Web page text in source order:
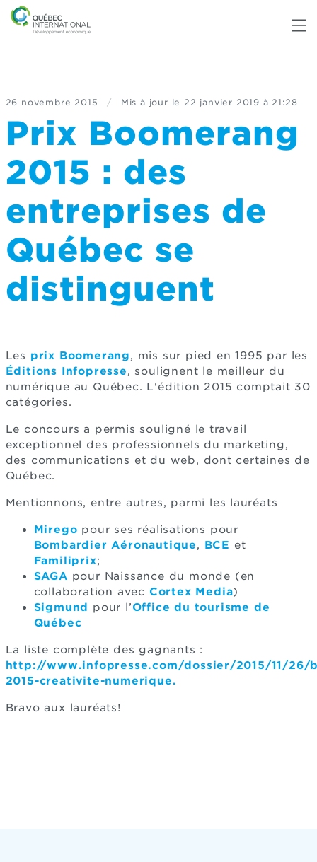
26 novembre 2015 / Mis à jour le 22 janvier 2019 à 21:28
Prix Boomerang
2015 : des
entreprises de
Québec se
distinguent
Les prix Boomerang, mis sur pied en 1995 par les
Éditions Infopresse, soulignent le meilleur du
numérique au Québec. L'édition 2015 comptait 30
catégories.
Le concours a permis souligné le travail
exceptionnel des professionnels du marketing,
des communications et du web, dont certaines de
Québec.
Mentionnons, entre autres, parmi les lauréats
Mirego pour ses réalisations pour
Bombardier Aéronautique, BCE et
Familiprix;
SAGA pour Naissance du monde (en
collaboration avec Cortex Media)
Sigmund pour l’Office du tourisme de
Québec
La liste complète des gagnants :
http://www.infopresse.com/dossier/2015/11/26/
2015-creativite-numerique.
Bravo aux lauréats!